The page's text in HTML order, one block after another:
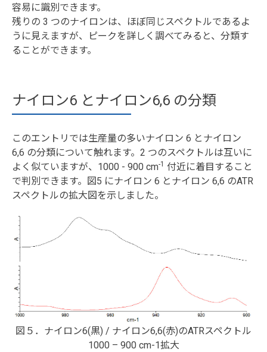
容易に識別できます。
残りの 3 つのナイロンは、ほぼ同じスペクトルであるよ
うに見えますが、ピークを詳しく調べてみると、分類す
ることができます。
ナイロン6 とナイロン6,6 の分類
このエントリでは生産量の多いナイロン 6 とナイロン
6,6 の分類について触れます。2 つのスペクトルは互いに
よく似ていますが、1000 - 900 cm-1 付近に着目すること
で判別できます。図5 にナイロン 6 とナイロン 6,6 のATR
スペクトルの拡大図を示しました。
図５．ナイロン6(黒) / ナイロン6,6(赤)のATRスペクトル
1000 – 900 cm-1拡大